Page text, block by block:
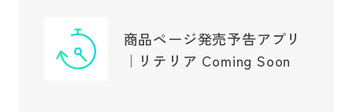
商品ページ発売予告アプリ
｜リテリア Coming Soon